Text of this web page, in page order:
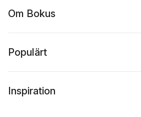
Om Bokus
Populärt
Inspiration